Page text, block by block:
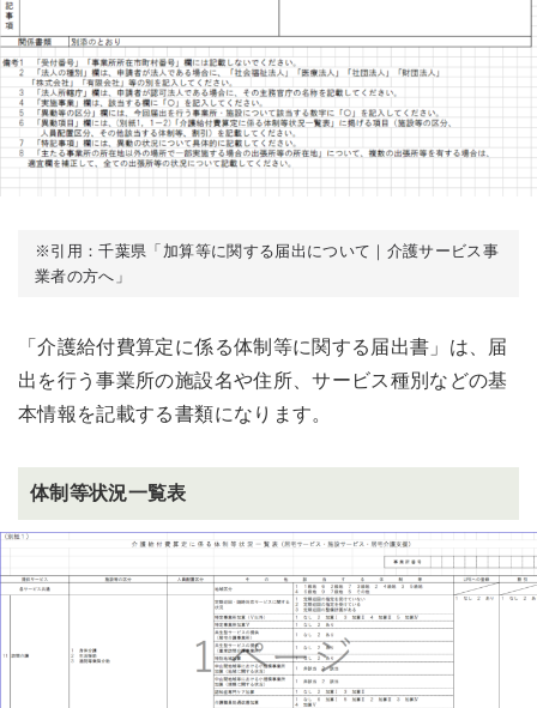
※引用：千葉県「加算等に関する届出について｜介護サービス事
業者の方へ」
「介護給付費算定に係る体制等に関する届出書」は、届
出を行う事業所の施設名や住所、サービス種別などの基
本情報を記載する書類になります。
体制等状況一覧表